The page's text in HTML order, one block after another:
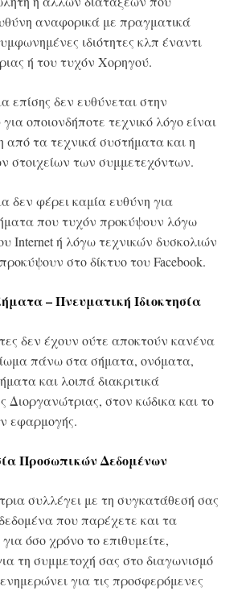
αναφορικά με πραγματικά
ιδιότητες κλπ έναντι
ή του τυχόν Χορηγού.
επίσης δεν ευθύνεται στην
οποιονδήποτε τεχνικό λόγο είναι
από τα τεχνικά συστήματα και η
στοιχείων των συμμετεχόντων.
δεν φέρει καμία ευθύνη για
που τυχόν προκύψουν λόγω
Internet ή λόγω τεχνικών δυσκολιών
στο δίκτυο του Facebook.
– Πνευματική Ιδιοκτησία
δεν έχουν ούτε αποκτούν κανένα
πάνω στα σήματα, ονόματα,
και λοιπά διακριτικά
Διοργανώτριας, στον κώδικα και το
εφαρμογής.
Προσωπικών Δεδομένων
συλλέγει με τη συγκατάθεσή σας
που παρέχετε και τα
όσο χρόνο το επιθυμείτε,
τη συμμετοχή σας στο διαγωνισμό
για τις προσφερόμενες